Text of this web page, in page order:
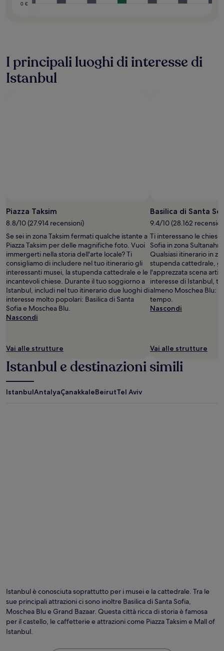
0 €
I principali luoghi di interesse di
Istanbul
Piazza Taksim
8.8/10 (27.914 recensioni)
Se sei in zona Taksim fermati qualche istante a
Piazza Taksim per delle magnifiche foto. Vuoi
immergerti nella storia dell'arte locale? Ti
consigliamo di includere nel tuo itinerario gli
interessanti musei, la stupenda cattedrale e le
incantevoli chiese. Durante il tuo soggiorno a
Istanbul, includi nel tuo itinerario due luoghi di
interesse molto popolari: Basilica di Santa
Sofia e Moschea Blu.
Nascondi
Vai alle strutture
Basilica di Santa
9.4/10 (28.162
Ti interessano le chiese
Sofia in zona
Qualsiasi itinerario in
stupenda cattedrale,
l'apprezzata scena
interesse di Istanbul, ti
almeno Moschea Blu:
tempo.
Nascondi
Vai alle strutture
Istanbul e destinazioni simili
IstanbulAntalyaÇanakkaleBeirutTel Aviv
Istanbul è conosciuta soprattutto per i musei e la cattedrale. Tra le
sue principali attrazioni ci sono inoltre Basilica di Santa Sofia,
Moschea Blu e Grand Bazaar. Questa città ricca di storia è famosa
per il castello, le caffetterie e attrazioni come Piazza Taksim e Mall of
Istanbul.